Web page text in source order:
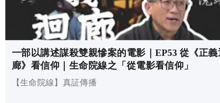
一部以講述謀殺雙親慘案的電影｜EP53 從《正義
廊》看信仰｜生命院線之「從電影看信仰」
【生命院線】真証傳播